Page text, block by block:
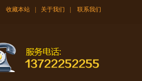
收藏本站 关于我们 联系我们